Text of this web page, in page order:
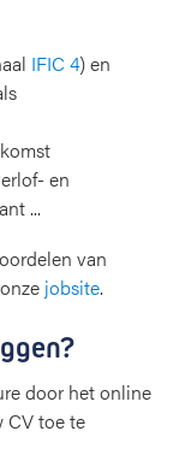
IFIC 4) en
en
...
van
jobsite.
door het online
CV toe te